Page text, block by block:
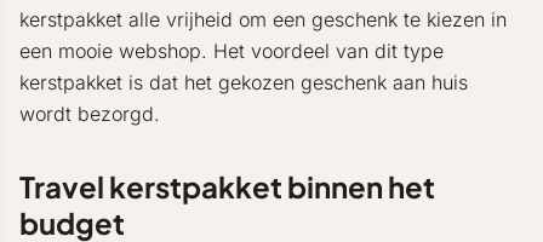
kerstpakket alle vrijheid om een geschenk te kiezen in
een mooie webshop. Het voordeel van dit type
kerstpakket is dat het gekozen geschenk aan huis
wordt bezorgd.
Travel kerstpakket binnen het
budget